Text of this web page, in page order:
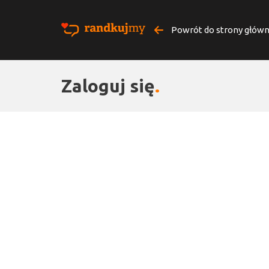
Powrót do strony
Zaloguj się